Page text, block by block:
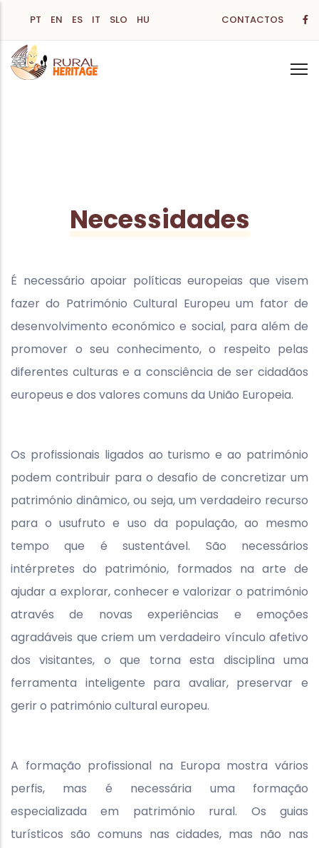
conteúdo
PT EN ES IT SLO HU CONTACTOS
Necessidades
É necessário apoiar políticas europeias que visem
fazer do Património Cultural Europeu um fator de
desenvolvimento económico e social, para além de
promover o seu conhecimento, o respeito pelas
diferentes culturas e a consciência de ser cidadãos
europeus e dos valores comuns da União Europeia.
Os profissionais ligados ao turismo e ao património
podem contribuir para o desafio de concretizar um
património dinâmico, ou seja, um verdadeiro recurso
para o usufruto e uso da população, ao mesmo
tempo que é sustentável. São necessários
intérpretes do património, formados na arte de
ajudar a explorar, conhecer e valorizar o património
através de novas experiências e emoções
agradáveis que criem um verdadeiro vínculo afetivo
dos visitantes, o que torna esta disciplina uma
ferramenta inteligente para avaliar, preservar e
gerir o património cultural europeu.
A formação profissional na Europa mostra vários
perfis, mas é necessária uma formação
especializada em património rural. Os guias
turísticos são comuns nas cidades, mas não nas